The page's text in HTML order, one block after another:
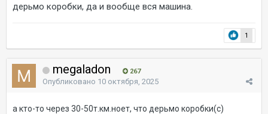
дерьмо коробки, да и вообще вся машина.
1
megaladon 267
Опубликовано 10 октября, 2025
а кто-то через 30-50т.км. ноет, что дерьмо коробки(с)